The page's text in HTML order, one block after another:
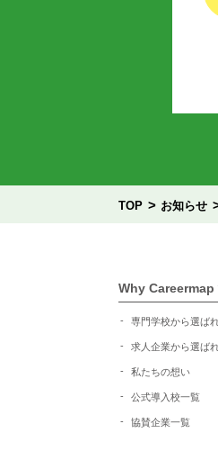
TOP > お知らせ
Why Careermap
専門学校から選ば
求人企業から選ば
私たちの想い
公式導入校一覧
協賛企業一覧